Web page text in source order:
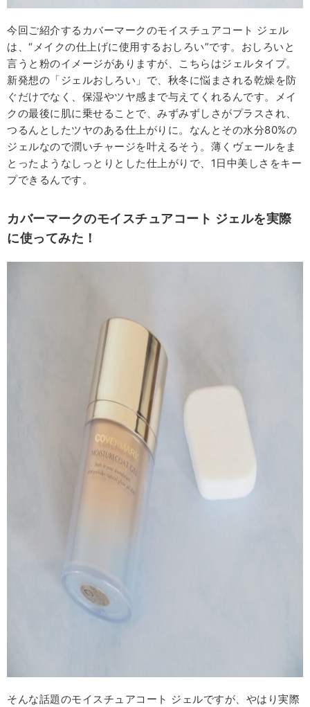
今回ご紹介するカバーマークのモイスチュアコート ジェル
は、“メイクの仕上げに使用するおしろい”です。おしろいと
言うと粉のイメージがありますが、こちらはジェルタイプ。
新発想の「ジェルおしろい」で、秋冬に悩まされる乾燥を防
ぐだけでなく、保湿やツヤ感まで与えてくれるんです。メイ
クの最後に肌に乗せることで、みずみずしさがプラスされ、
つるんとしたツヤのある仕上がりに。なんとその水分80%の
ジェルなので潤いチャージを叶えるそう。薄くヴェールをま
とったようなしっとりとした仕上がりで、1日中美しさをキー
プできるんです。
カバーマークのモイスチュアコート ジェルを実際
に使ってみた！
そんな話題のモイスチュアコート ジェルですが、やはり実際